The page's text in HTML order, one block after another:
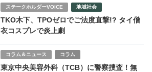
ステークホルダーVOICE 地域社会
TKO木下、TPOゼロでご法度直撃!? タイ僧
衣コスプレで炎上劇
コラム＆ニュース コラム
東京中央美容外科（TCB）に警察捜査！無